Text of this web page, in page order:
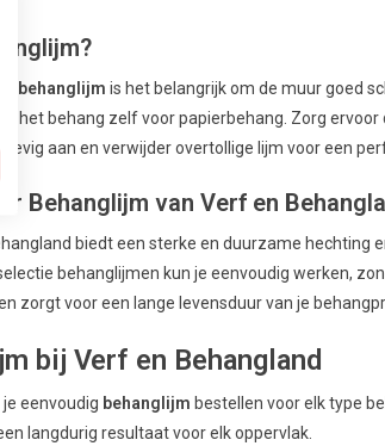
behanglijm is het belangrijk om de muur goed
het behang zelf voor papierbehang. Zorg
aan en verwijder overtollige lijm voor een
Behanglijm van Verf en
biedt een sterke en duurzame hechting
behanglijmen kun je eenvoudig werken,
zorgt voor een lange levensduur van je
bij Verf en Behangland
eenvoudig behanglijm bestellen voor elk type
langdurig resultaat voor elk oppervlak.